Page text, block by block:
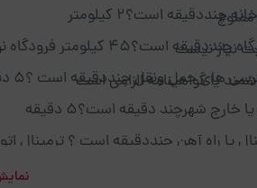
چنددقیقه است؟۲ کیلومتر
است؟۴۵ کیلومتر فرودگاه نوشهر
های حمل ونقل چنددقیقه است ؟۵ دقیقه
خارج شهرچند دقیقه است؟۵ دقیقه
یا راه آهن چنددقیقه است ؟ ترمینال اتوبوس
نیاز نیست
یا گواهینامه الزامی است